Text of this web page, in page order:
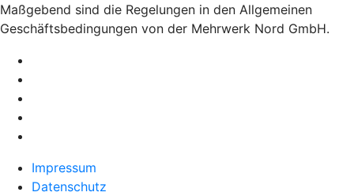
Maßgebend sind die Regelungen in den Allgemeinen
Geschäftsbedingungen von der Mehrwerk Nord GmbH.
Impressum
Datenschutz